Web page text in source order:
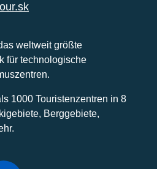
weltweit größte
für technologische
1000 Touristenzentren in 8
Berggebiete,